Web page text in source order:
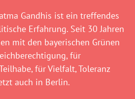
Gandhis ist ein treffendes
Erfahrung. Seit 30 Jahren
mit den bayerischen Grünen
für
für Vielfalt, Toleranz
auch in Berlin.